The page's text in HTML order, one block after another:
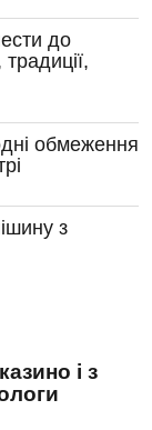
до
обмеження
з
і з